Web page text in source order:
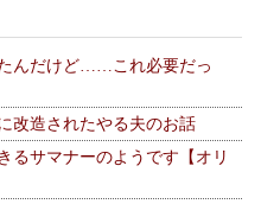
んだけど……これ必要だっ
改造されたやる夫のお話
るサマナーのようです【オリ